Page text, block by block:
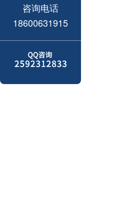
咨询电话
18600631915